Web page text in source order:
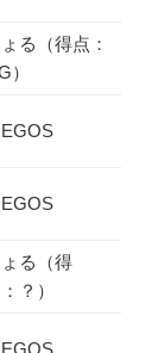
る（得点：
）
ょる（得
？）